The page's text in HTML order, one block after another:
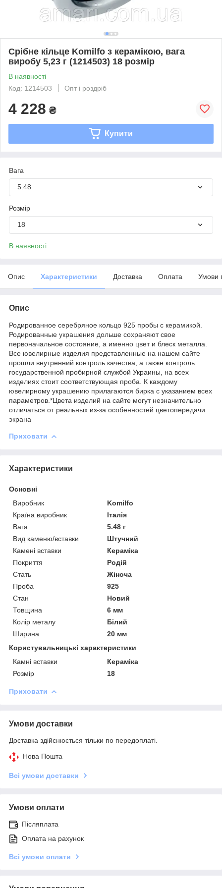
Срібне кільце Komilfo з керамікою, вага
виробу 5,23 г (1214503) 18 розмір
В наявності
Код: 1214503
Опт і роздріб
4 228 ₴
Купити
Вага
5.48
Розмір
18
В наявності
Опис Характеристики Доставка Оплата Умови
Опис
Родированное серебряное кольцо 925 пробы с керамикой.
Родированные украшения дольше сохраняют свое
первоначальное состояние, а именно цвет и блеск металла.
Все ювелирные изделия представленные на нашем сайте
прошли внутренний контроль качества, а также контроль
государственной пробирной службой Украины, на всех
изделиях стоит соответствующая проба. К каждому
ювелирному украшению прилагаются бирка с указанием всех
параметров.*Цвета изделий на сайте могут незначительно
отличаться от реальных из-за особенностей цветопередачи
экрана
Приховати
Характеристики
Основні
Виробник
Komilfo
Країна виробник
Італія
Вага
5.48 г
Вид каменю/вставки
Штучний
Камені вставки
Кераміка
Покриття
Родій
Стать
Жіноча
Проба
925
Стан
Новий
Товщина
6 мм
Колір металу
Білий
Ширина
20 мм
Користувальницькі характеристики
Камні вставки
Кераміка
Розмір
18
Приховати
Умови доставки
Доставка здійснюється тільки по передоплаті.
Нова Пошта
Всі умови доставки
Умови оплати
Післяплата
Оплата на рахунок
Всі умови оплати